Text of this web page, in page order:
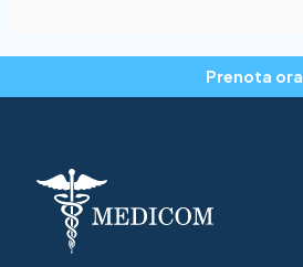
Prenota ora